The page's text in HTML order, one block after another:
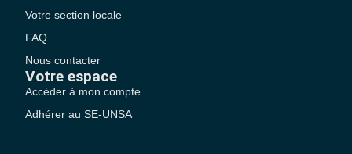
Votre section locale
FAQ
Nous contacter
Votre espace
Accéder à mon compte
Adhérer au SE-UNSA